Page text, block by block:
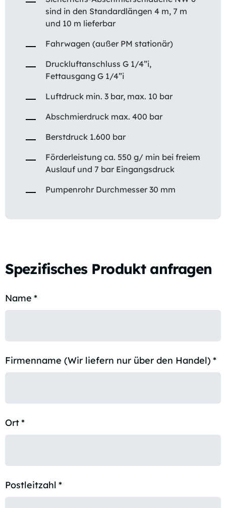
sind in den Standardlängen 4 m, 7 m
und 10 m lieferbar
Fahrwagen (außer PM stationär)
Druckluftanschluss G 1/4”i,
Fettausgang G 1/4”i
Luftdruck min. 3 bar, max. 10 bar
Abschmierdruck max. 400 bar
Berstdruck 1.600 bar
Förderleistung ca. 550 g/ min bei freiem
Auslauf und 7 bar Eingangsdruck
Pumpenrohr Durchmesser 30 mm
Spezifisches Produkt anfragen
Name *
Firmenname (Wir liefern nur über den Handel) *
Ort*
Postleitzahl *